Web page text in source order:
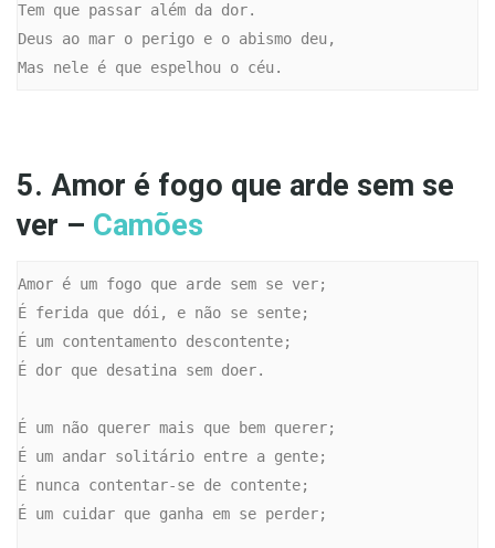
Tem que passar além da dor.
Deus ao mar o perigo e o abismo deu,
Mas nele é que espelhou o céu.
5. Amor é fogo que arde sem se
ver – Camões
Amor é um fogo que arde sem se ver;
É ferida que dói, e não se sente;
É um contentamento descontente;
É dor que desatina sem doer.
É um não querer mais que bem querer;
É um andar solitário entre a gente;
É nunca contentar-se de contente;
É um cuidar que ganha em se perder;